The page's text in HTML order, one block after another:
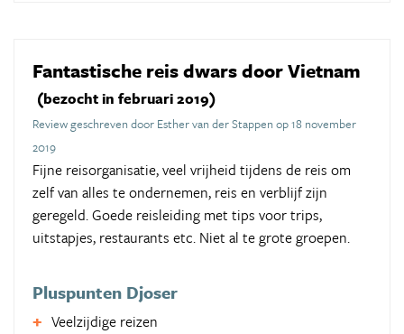
Fantastische reis dwars door Vietnam
(bezocht in februari 2019)
Review geschreven door Esther van der Stappen op 18 november
2019
Fijne reisorganisatie, veel vrijheid tijdens de reis om
zelf van alles te ondernemen, reis en verblijf zijn
geregeld. Goede reisleiding met tips voor trips,
uitstapjes, restaurants etc. Niet al te grote groepen.
Pluspunten Djoser
Veelzijdige reizen